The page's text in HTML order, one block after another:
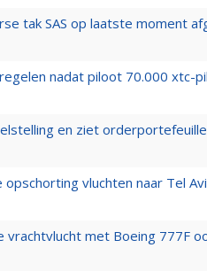
tak SAS op laatste moment
nadat piloot 70.000 xtc-
en ziet
opschorting vluchten naar Tel
vrachtvlucht met Boeing 777F